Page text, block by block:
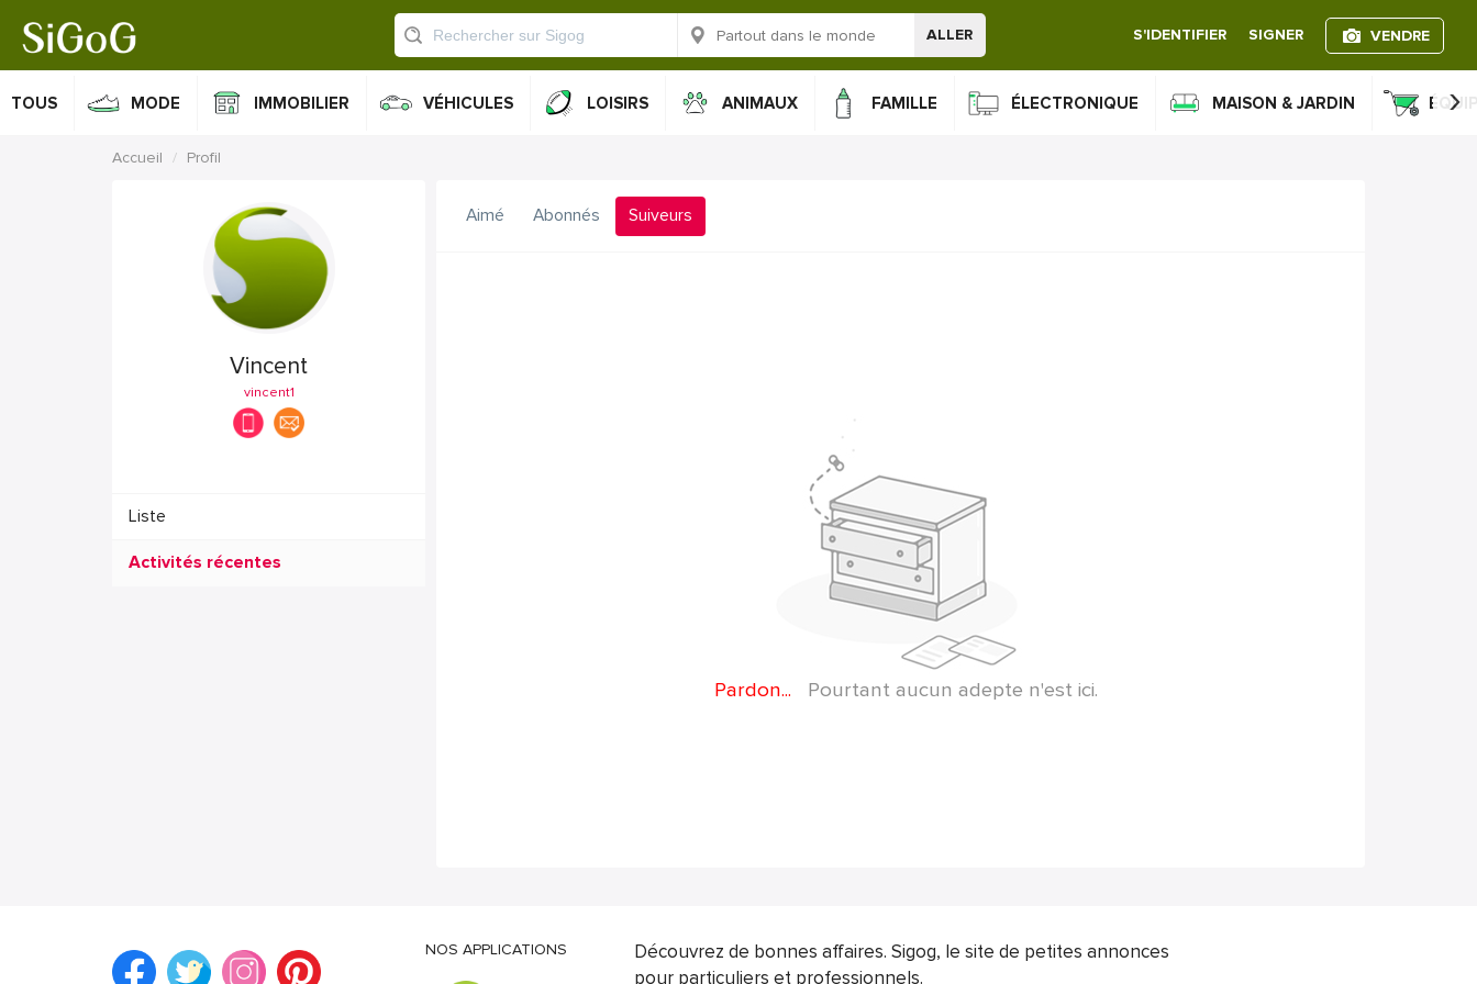
ALLER S'IDENTIFIER SIGNER VENDRE
TOUS MODE IMMOBILIER VÉHICULES LOISIRS ANIMAUX FAMILLE ÉLECTRONIQUE MAISON & JARDIN ›
Accueil Profil
Vincent
vincent1
Liste
Activités récentes
Aimé Abonnés Suiveurs
Pardon... Pourtant aucun adepte n'est ici.
NOS APPLICATIONS
Découvrez de bonnes affaires. Sigog, le site de petites annonces
pour particuliers et professionnels.